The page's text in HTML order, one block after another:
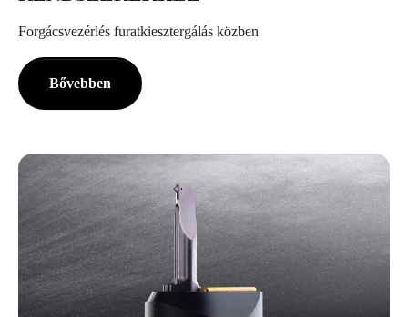
Forgácsvezérlés furatkiesztergálás közben
Bővebben